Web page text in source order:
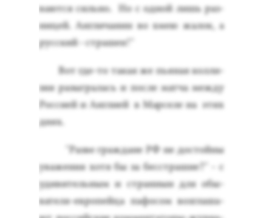
ва­ют­ся силь­но. Но с од­ной лишь раз­
ни­цей. Ан­гли­чанин во хмею жа­лок, а
рус­ский - стра­шен!"
Вот где-то та­кая же пь­яная кол­ли­
зия ра­зыг­ра­лась и пос­ле мат­ча меж­ду
Рос­си­ей и Ан­гли­ей в Мар­се­ле на этих
днях.
"Раз­ве граж­да­не РФ не дос­той­ны
ува­жения хо­тя бы за бесс­тра­шие?" - с
уди­витель­ным и стран­ныи для обы­
вате­ля-ев­ро­пей­ца па­фосом воз­гла­ша­